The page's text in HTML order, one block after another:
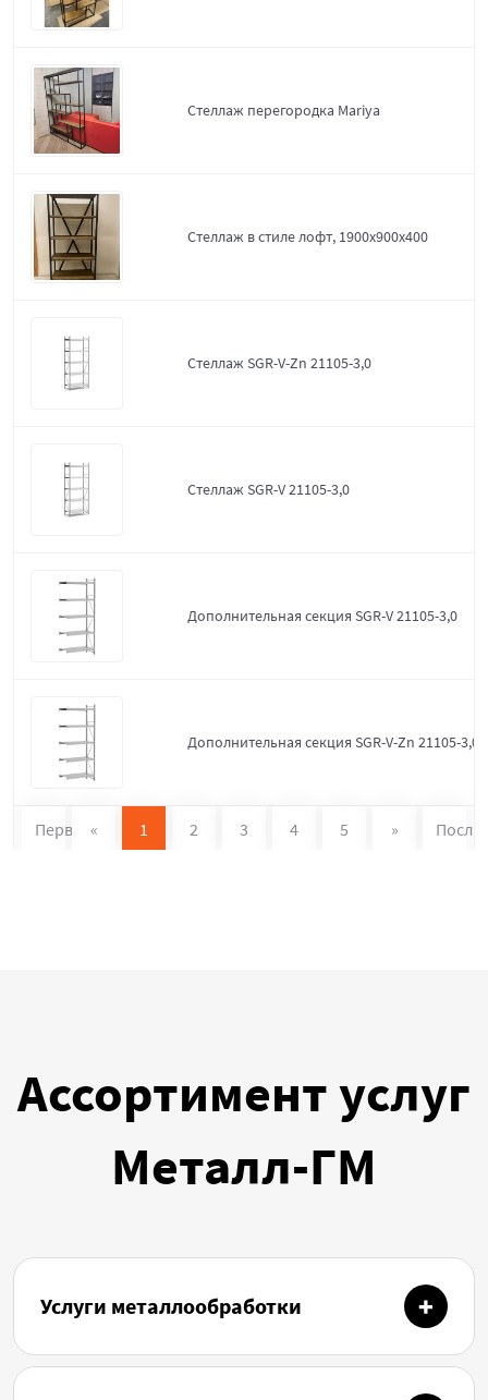
Стеллаж перегородка Mariya
Стеллаж в стиле лофт, 1900х900х400
Стеллаж SGR-V-Zn 21105-3,0
Стеллаж SGR-V 21105-3,0
Дополнительная секция SGR-V 21105-3,0
Дополнительная секция SGR-V-Zn 21105-3,0
Первая « 1 2 3 4 5 »
Ассортимент услуг
Металл-ГМ
Услуги металлообработки